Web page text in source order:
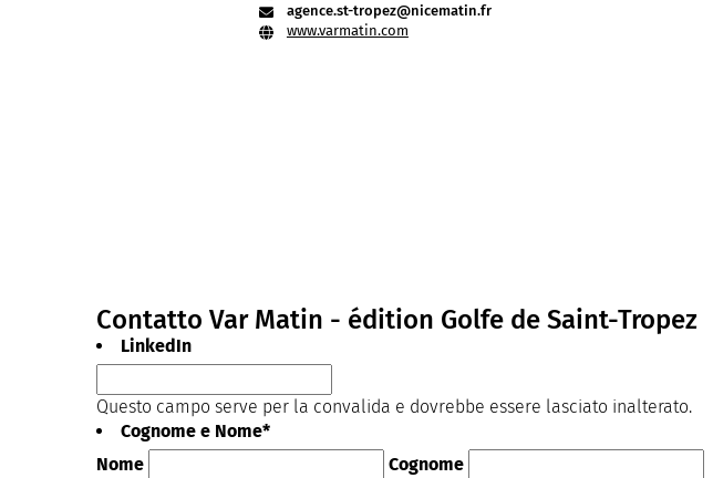
agence.st-tropez@nicematin.fr
www.varmatin.com
Contatto Var Matin - édition Golfe de Saint-Tropez
LinkedIn
Questo campo serve per la convalida e dovrebbe essere lasciato inalterato.
Cognome e Nome*
Nome
Cognome